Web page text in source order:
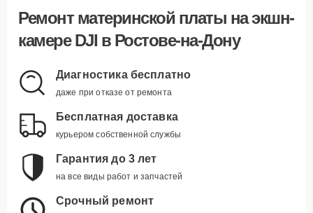
Ремонт материнской платы на экшн-
камере DJI в Ростове-на-Дону
Диагностика бесплатно
даже при отказе от ремонта
Бесплатная доставка
курьером собственной службы
Гарантия до 3 лет
на все виды работ и запчастей
Срочный ремонт